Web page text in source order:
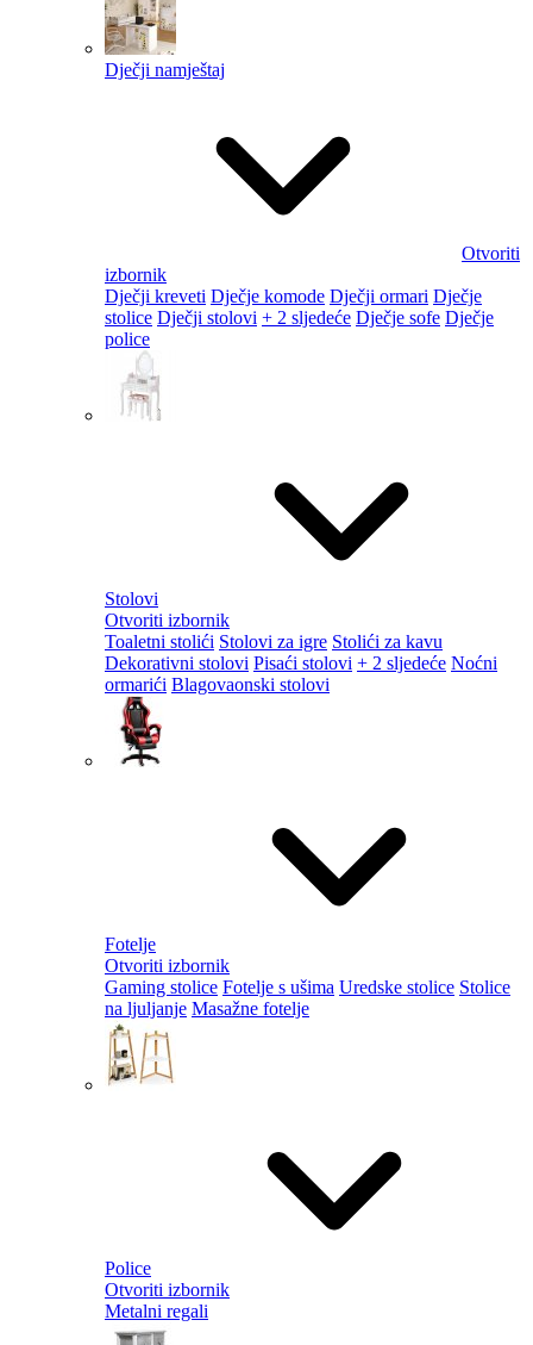
Dječji namještaj
Otvoriti
izbornik
Dječji kreveti Dječje komode Dječji ormari Dječje
stolice Dječji stolovi + 2 sljedeće Dječje sofe Dječje
police
Stolovi
Otvoriti izbornik
Toaletni stolići Stolovi za igre Stolići za kavu
Dekorativni stolovi Pisaći stolovi + 2 sljedeće Noćni
ormarići Blagovaonski stolovi
Fotelje
Otvoriti izbornik
Gaming stolice Fotelje s ušima Uredske stolice Stolice
na ljuljanje Masažne fotelje
Police
Otvoriti izbornik
Metalni regali